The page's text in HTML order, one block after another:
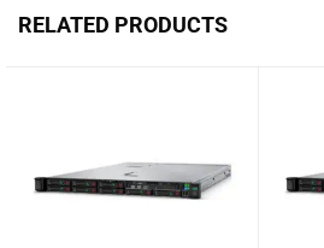
RELATED PRODUCTS